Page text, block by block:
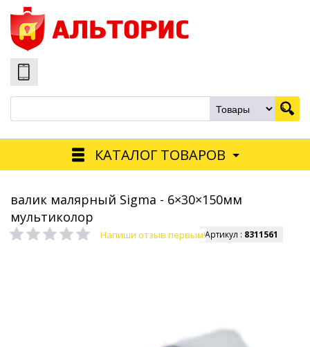
КАТАЛОГ ТОВАРОВ
валик малярный Sigma - 6×30×150мм
мультиколор
Напиши отзыв первым!Артикул : 8311561